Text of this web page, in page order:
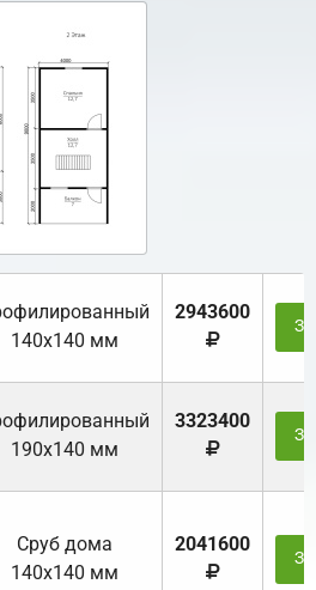
140х140 мм
2943600
190х140 мм
3323400
Cруб дома
140х140 мм
2041600